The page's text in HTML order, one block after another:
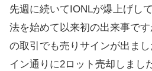
先週に続いてIONLが爆上げし
法を始めて以来初の出来事で
の取引でも売りサインが出ま
イン通りに2ロット売却しまし